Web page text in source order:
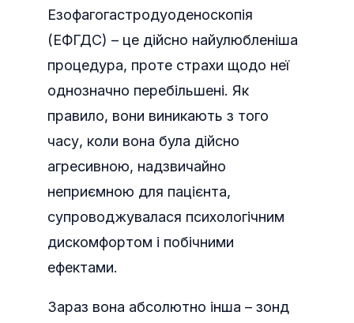
Езофагогастродуоденоскопія
(ЕФГДС) – це дійсно найулюбленіша
процедура, проте страхи щодо неї
однозначно перебільшені. Як
правило, вони виникають з того
часу, коли вона була дійсно
агресивною, надзвичайно
неприємною для пацієнта,
супроводжувалася психологічним
дискомфортом і побічними
ефектами.
Зараз вона абсолютно інша – зонд